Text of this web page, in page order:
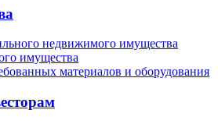
недвижимого имущества
имущества
материалов и оборудования